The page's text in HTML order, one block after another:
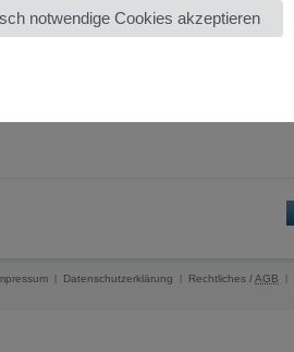
Datenschutzerklärung Rechtliches /AGB
notwendige Cookies akzeptieren